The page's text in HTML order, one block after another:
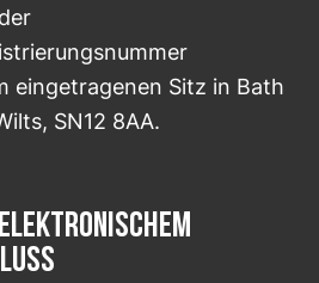
eingetragenen Sitz in Bath
SN12 8AA.